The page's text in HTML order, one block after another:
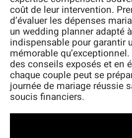
coût de leur intervention.
d’évaluer les dépenses
un wedding planner adapté
indispensable pour garantir
mémorable
des conseils exposés et en
chaque couple peut se
journée de mariage réussie
soucis financiers.